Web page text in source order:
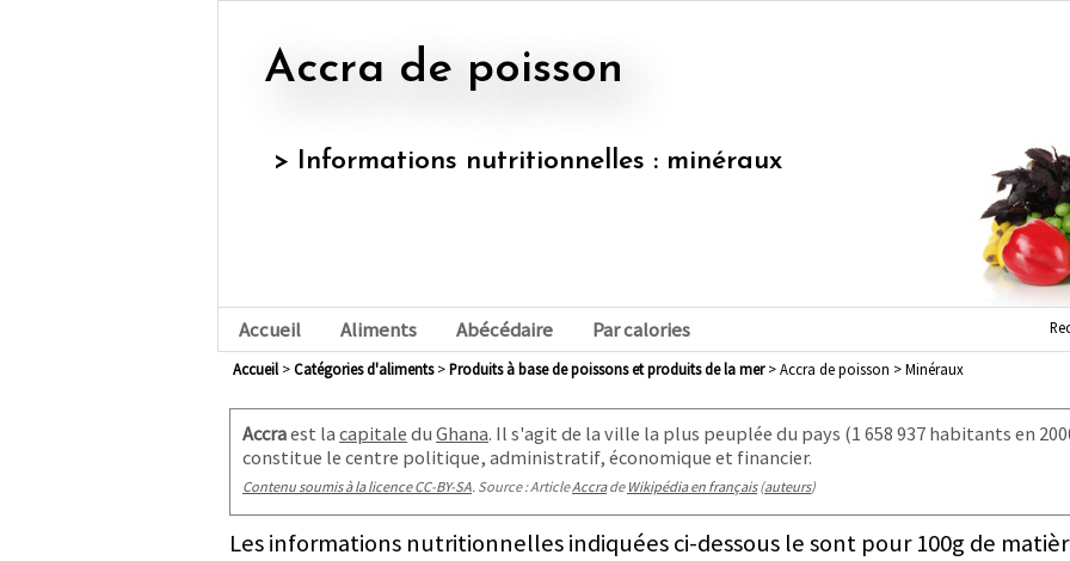
Accra de poisson
> Informations nutritionnelles : minéraux
Accueil Aliments Abécédaire Par calories
Accueil> Catégories d'aliments> produits à base de poissons et produits de la mer> Accra de poisson > Minéraux
Accraest lacapitale duGhana. Il s'agit de la ville la plus peuplée du pays (1 658 937 habitants en
constitue le centre politique, administratif, économique et financier.
Contenu soumis à la licence CC-BY-SA. Source : ArticleAccrade Wikipédia en français(auteurs)
Les informations nutritionnelles indiquées ci-dessous le sont pour 100g de